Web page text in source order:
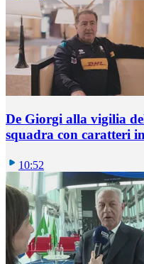
De Giorgi alla vigilia
squadra con caratteri
10:52